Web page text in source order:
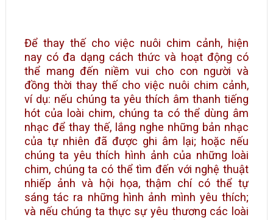
Để thay thế cho việc nuôi chim cảnh, hiện
nay có đa dạng cách thức và hoạt động có
thể mang đến niềm vui cho con người và
đồng thời thay thế cho việc nuôi chim cảnh,
ví dụ: nếu chúng ta yêu thích âm thanh tiếng
hót của loài chim, chúng ta có thể dùng âm
nhạc để thay thế, lắng nghe những bản nhạc
của tự nhiên đã được ghi âm lại; hoặc nếu
chúng ta yêu thích hình ảnh của những loài
chim, chúng ta có thể tìm đến với nghệ thuật
nhiếp ảnh và hội họa, thậm chí có thể tự
sáng tác ra những hình ảnh mình yêu thích;
và nếu chúng ta thực sự yêu thương các loài